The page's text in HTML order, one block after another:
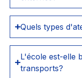
Quels types
L'école est-elle
transports?